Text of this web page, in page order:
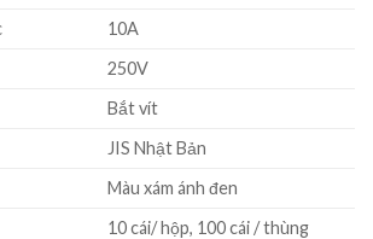
10A
250V
Bắt vít
JIS Nhật Bản
Màu xám ánh đen
10 cái/ hộp, 100 cái / thùng